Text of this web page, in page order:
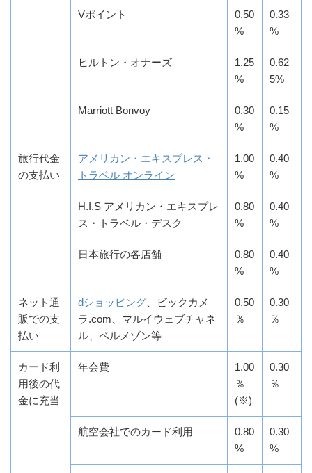
Vポイント
0.50
%
0.33
%
ヒルトン・オナーズ
1.25
%
0.62
5%
Marriott Bonvoy
0.30
%
0.15
%
旅行代金
の支払い
アメリカン・エキスプレス・
トラベル オンライン
1.00
%
0.40
%
H.I.S アメリカン・エキスプレ
ス・トラベル・デスク
0.80
%
0.40
%
日本旅行の各店舗
0.80
%
0.40
%
ネット通
販での支
払い
dショッピング 、ビックカメ
ラ.com、マルイウェブチャネ
ル、ベルメゾン等
0.50
％
0.30
％
カード利
用後の代
金に充当
年会費
1.00
％
(※)
0.30
％
航空会社でのカード利用
0.80
%
0.30
%